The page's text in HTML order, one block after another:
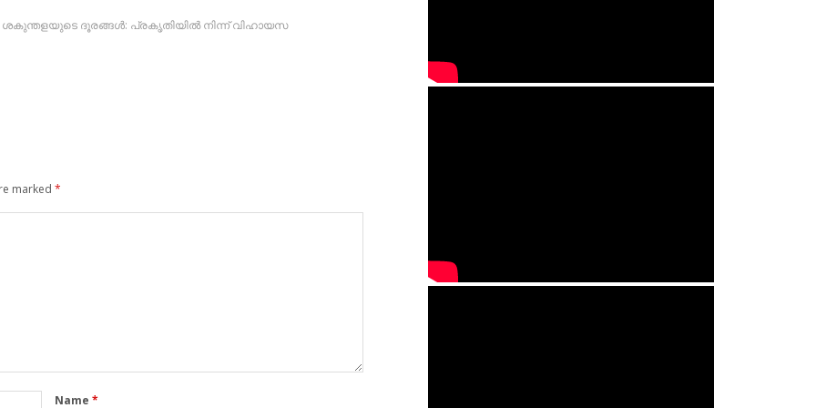
ശകുന്തളയുടെ ദൂരങ്ങള്‍: പ്രകൃതിയില്‍ നിന്ന് വിഹായസ
marked *
Name *